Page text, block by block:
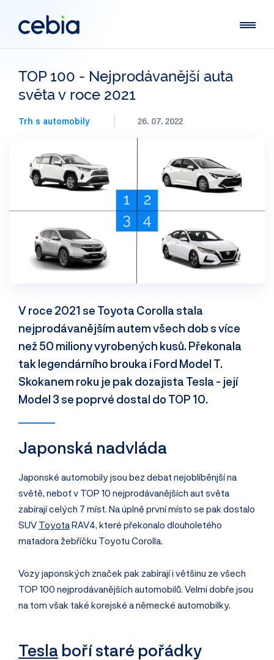
TOP 100 - Nejprodávanější auta
světa v roce 2021
Trh s automobily 26. 07. 2022
V roce 2021 se Toyota Corolla stala
nejprodávanějším autem všech dob s více
než 50 miliony vyrobených kusů. Překonala
tak legendárního brouka i Ford Model T.
Skokanem roku je pak dozajista Tesla - její
Model 3 se poprvé dostal do TOP 10.
Japonská nadvláda
Japonské automobily jsou bez debat nejoblíběnjší na
světě, neboť v TOP 10 nejprodávanějších aut světa
zabírají celých 7 míst. Na úplně první místo se pak dostalo
SUV ToyotaRAV4, které překonalo dlouholetého
matadora žebříčku Toyotu Corolla.
Vozy japonských značek pak zabírají i většinu ze všech
TOP 100 nejprodávanějších automobilů. Velmi dobře jsou
na tom však také korejské a německé automobilky.
Tesla boří staré pořádky